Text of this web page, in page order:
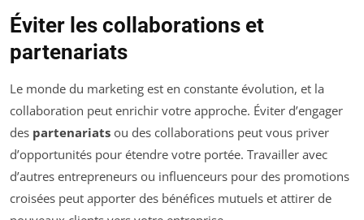
Éviter les collaborations et
partenariats
Le monde du marketing est en constante évolution, et la
collaboration peut enrichir votre approche. Éviter d’engager
des partenariats ou des collaborations peut vous priver
d’opportunités pour étendre votre portée. Travailler avec
d’autres entrepreneurs ou influenceurs pour des promotions
croisées peut apporter des bénéfices mutuels et attirer de